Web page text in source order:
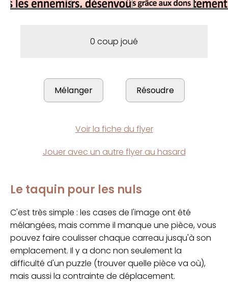
0 coup joué
Voir la fiche du flyer
Jouer avec un autre flyer au hasard
Le taquin pour les nuls
C'est très simple : les cases de l'image ont été
mélangées, mais comme il manque une pièce, vous
pouvez faire coulisser chaque carreau jusqu'à son
emplacement. Il y a donc non seulement la
difficulté d'un puzzle (trouver quelle pièce va où),
mais aussi la contrainte de déplacement.